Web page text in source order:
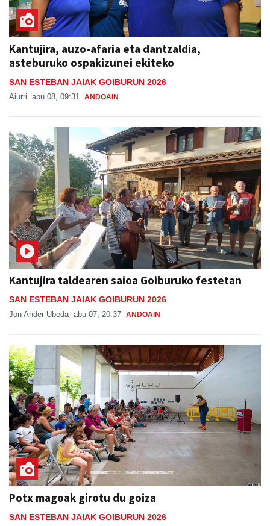
Kantujira, auzo-afaria eta dantzaldia,
asteburuko ospakizunei ekiteko
SAN ESTEBAN JAIAK GOIBURUN 2026
Aiurri abu 08, 09:31 ANDOAIN
Kantujira taldearen saioa Goiburuko festetan
SAN ESTEBAN JAIAK GOIBURUN 2026
Jon Ander Ubeda abu 07, 20:37 ANDOAIN
Potx magoak girotu du goiza
SAN ESTEBAN JAIAK GOIBURUN 2026